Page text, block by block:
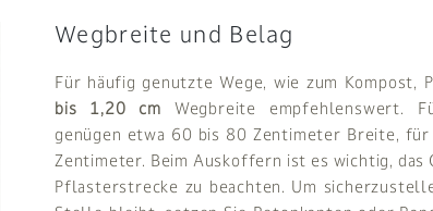
Wegbreite und Belag
Für häufig genutzte Wege, wie zum Kompost,
bis 1,20 cm Wegbreite empfehlenswert.
genügen etwa 60 bis 80 Zentimeter Breite,
Zentimeter. Beim Auskoffern ist es wichtig, das
Pflasterstrecke zu beachten. Um